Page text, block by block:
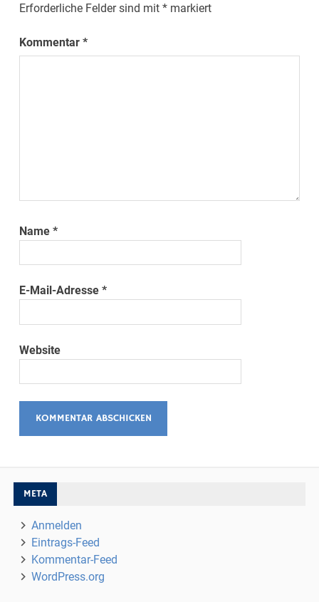
Erforderliche Felder sind mit* markiert
Kommentar*
Name*
E-Mail-Adresse*
Website
META
Anmelden
Eintrags-Feed
Kommentar-Feed
WordPress.org